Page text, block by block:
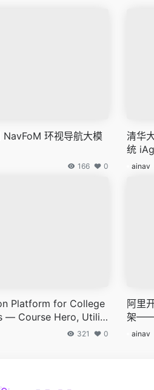
NavFoM 环视导航大模
166 0
清华
统
ainav
Platform for College
— Course Hero, Utilizi
Assist in Finding Learni
321 0
阿里
架
ainav